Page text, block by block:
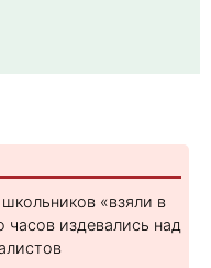
«взяли в
часов издевались над